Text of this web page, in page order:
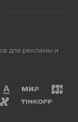
для рекламы и